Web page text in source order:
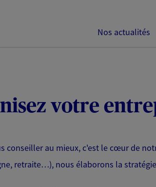
Nos actualités
votre
conseiller au mieux, c'est le cœur de
retraite…), nous élaborons la